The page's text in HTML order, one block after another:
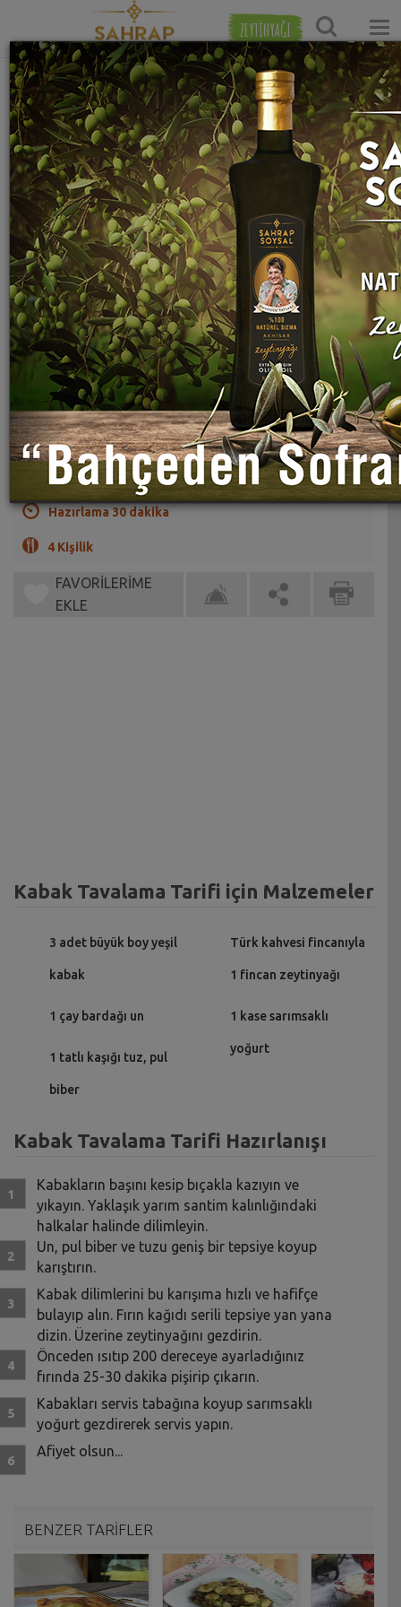
ZEYTİNYAĞI
Ana Sayfa Sebze Yemekleri Tarifleri
Kabak Tavalama Tarifi
Sahrap Soysal
Kabak mevsiminde yapılacak en güzel yemeklerden biri.
(0)
Hazırlama 30 dakika
4 Kişilik
FAVORİLERİME
EKLE
Kabak Tavalama Tarifi için Malzemeler
3 adet büyük boy yeşil
kabak
1 çay bardağı un
1 tatlı kaşığı tuz, pul
biber
Türk kahvesi fincanıyla
1 fincan zeytinyağı
1 kase sarımsaklı
yoğurt
Kabak Tavalama Tarifi Hazırlanışı
Kabakların başını kesip bıçakla kazıyın ve
yıkayın. Yaklaşık yarım santim kalınlığındaki
halkalar halinde dilimleyin.
Un, pul biber ve tuzu geniş bir tepsiye koyup
karıştırın.
Kabak dilimlerini bu karışıma hızlı ve hafifçe
bulayıp alın. Fırın kağıdı serili tepsiye yan yana
dizin. Üzerine zeytinyağını gezdirin.
Önceden ısıtıp 200 dereceye ayarladığınız
fırında 25-30 dakika pişirip çıkarın.
Kabakları servis tabağına koyup sarımsaklı
yoğurt gezdirerek servis yapın.
Afiyet olsun...
BENZER TARİFLER